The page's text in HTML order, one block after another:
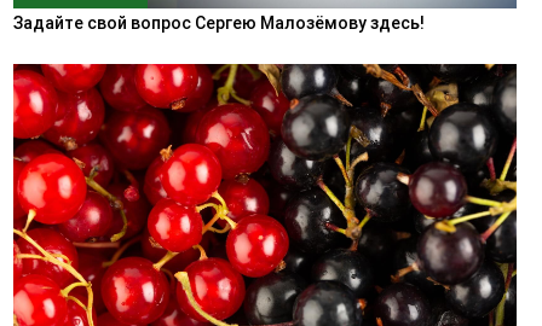
Задайте свой вопрос Сергею Малозёмову здесь!